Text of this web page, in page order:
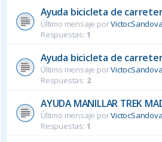
Ayuda bicicleta de
Último mensaje por
Respuestas: 1
Ayuda bicicleta de
Último mensaje por
Respuestas: 2
AYUDA MANILLAR TREK
Último mensaje por
Respuestas: 1